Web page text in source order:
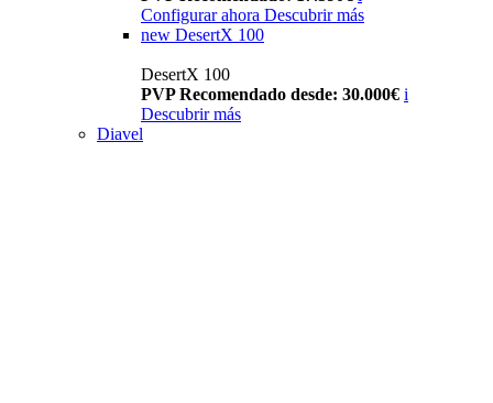
Configurar ahora Descubrir más
new DesertX 100
DesertX 100
PVP Recomendado desde: 30.000€ i
Descubrir más
Diavel